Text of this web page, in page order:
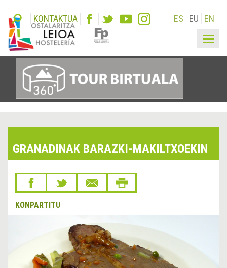
KONTAKTUA ES EU EN
GRANADINAK BARAZKI-MAKILTXOEKIN
KONPARTITU